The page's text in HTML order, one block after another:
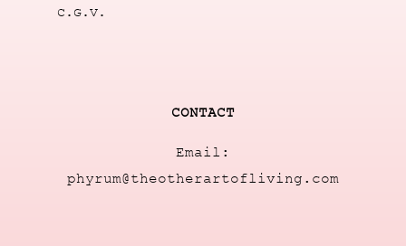
C.G.V.
CONTACT
Email:
phyrum@theotherartofliving.com